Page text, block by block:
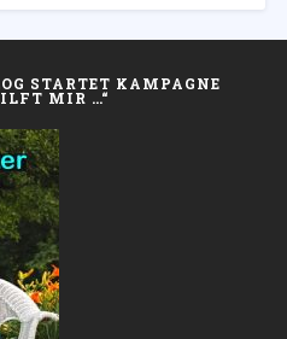
STARTET KAMPAGNE
MIR …“